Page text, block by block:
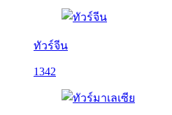
ทัวร์จีน
1342